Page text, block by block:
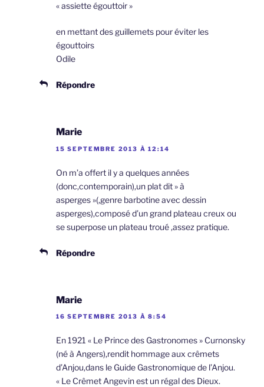
« assiette égouttoir »
en mettant des guillemets pour éviter les
égouttoirs
Odile
Répondre
Marie
15 SEPTEMBRE 2013 À 12:14
On m’a offert il y a quelques années
(donc,contemporain),un plat dit » à
asperges »(,genre barbotine avec dessin
asperges),composé d’un grand plateau creux ou
se superpose un plateau troué ,assez pratique.
Répondre
Marie
16 SEPTEMBRE 2013 À 8:54
En 1921 « Le Prince des Gastronomes » Curnonsky
(né à Angers),rendit hommage aux crêmets
d’Anjou,dans le Guide Gastronomique de l’Anjou.
« Le Crêmet Angevin est un régal des Dieux.